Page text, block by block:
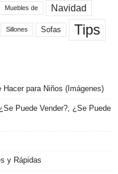
Muebles de Navidad
Sillones Sofas Tips
para Niños (Imágenes)
Puede Vender?, ¿Se Puede
y Rápidas